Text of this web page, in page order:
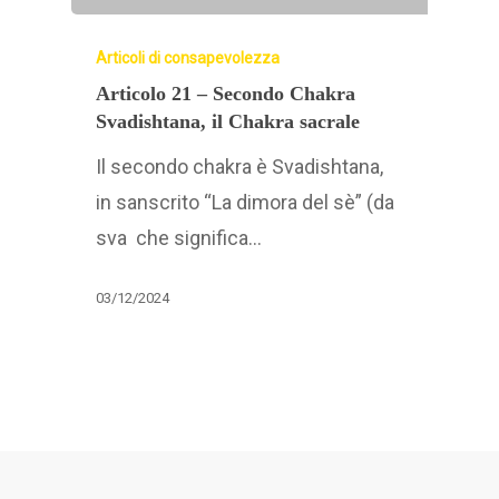
Articoli di consapevolezza
Articolo 21 – Secondo Chakra
Svadishtana, il Chakra sacrale
Il secondo chakra è Svadishtana,
in sanscrito “La dimora del sè” (da
sva che significa…
03/12/2024